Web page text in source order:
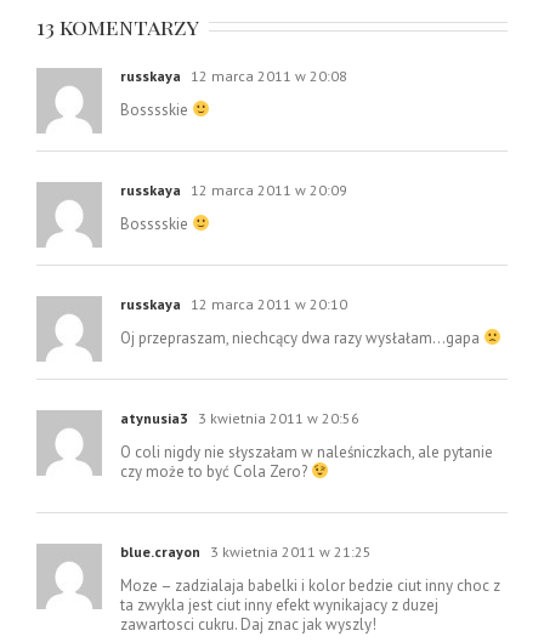
13 komentarzy
russkaya 12 marca 2011 w 20:08
Bosssskie
russkaya 12 marca 2011 w 20:09
Bosssskie
russkaya 12 marca 2011 w 20:10
Oj przepraszam, niechcący dwa razy wysłałam…gapa
atynusia3 3 kwietnia 2011 w 20:56
O coli nigdy nie słyszałam w naleśniczkach, ale pytanie
czy może to być Cola Zero?
blue.crayon 3 kwietnia 2011 w 21:25
Moze – zadzialaja babelki i kolor bedzie ciut inny choc z
ta zwykla jest ciut inny efekt wynikajacy z duzej
zawartosci cukru. Daj znac jak wyszly!